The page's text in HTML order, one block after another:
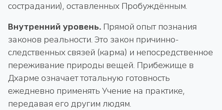
сострадании), оставленных Пробуждённым.
Внутренний уровень. Прямой опыт познания
законов реальности. Это закон причинно-
следственных связей (карма) и непосредственное
переживание природы вещей. Прибежище в
Дхарме означает тотальную готовность
ежедневно применять Учение на практике,
передавая его другим людям.